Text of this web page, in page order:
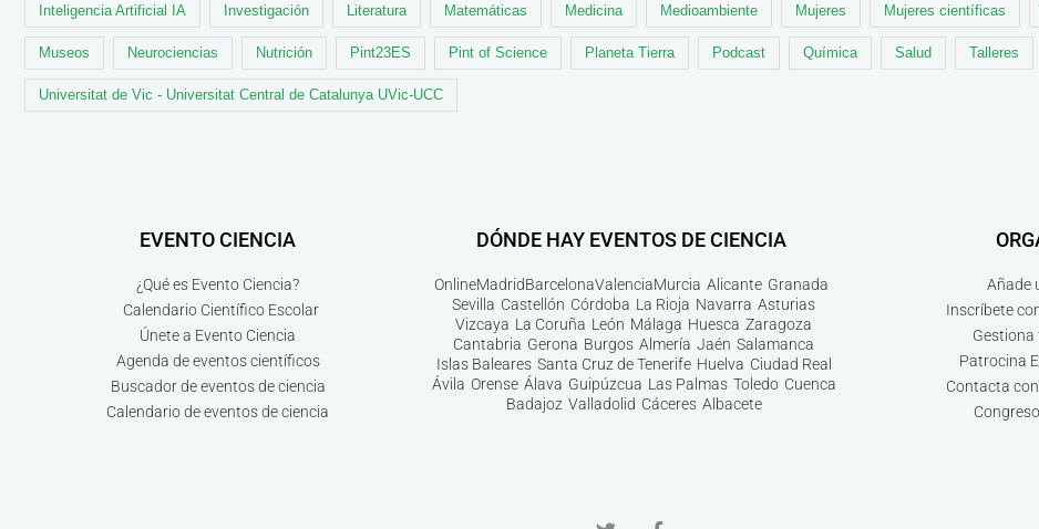
Inteligencia Artificial IA Investigación Literatura Matemáticas Medicina Medioambiente Mujeres Mujeres científicas
Museos Neurociencias Nutrición Pint23ES Pint of Science Planeta Tierra Podcast Química Salud Talleres
Universitat de Vic - Universitat Central de Catalunya UVic-UCC
EVENTO CIENCIA
¿Qué es Evento Ciencia?
Calendario Científico Escolar
Únete a Evento Ciencia
Agenda de eventos científicos
Buscador de eventos de ciencia
Calendario de eventos de ciencia
DÓNDE HAY EVENTOS DE CIENCIA
OnlineMadridBarcelonaValenciaMurcia Alicante Granada
Sevilla Castellón Córdoba La Rioja Navarra Asturias
Vizcaya La Coruña León Málaga Huesca Zaragoza
Cantabria Gerona Burgos Almería Jaén Salamanca
Islas Baleares Santa Cruz de Tenerife Huelva Ciudad Real
Ávila Orense Álava Guipúzcua Las Palmas Toledo Cuenca
Badajoz Valladolid Cáceres Albacete
Añade
Inscríbete
Gestiona
Patrocina
Contacta